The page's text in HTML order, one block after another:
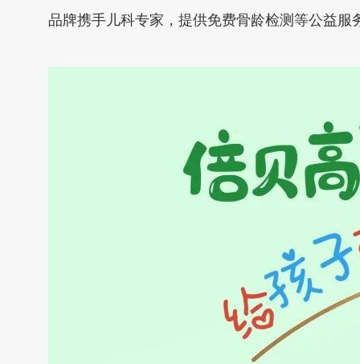
品牌携手儿科专家，提供免费骨龄检测等公益